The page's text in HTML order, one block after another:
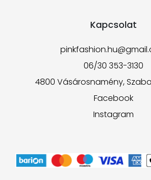
Kapcsolat
06/30 353-3130
4800 Vásárosnamény,
Facebook
Instagram